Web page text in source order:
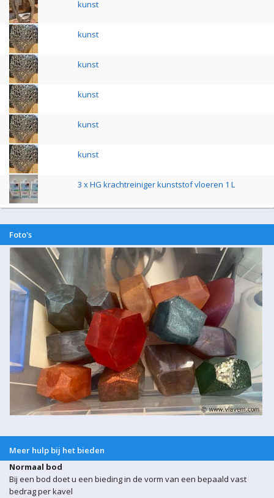
kunst
kunst
kunst
kunst
kunst
kunst
3 x HG krachtreiniger kunststof vloeren 1 L
Foto's
Meer hulp bij het bieden
Normaal bod
Bij een bod doet u een bieding in de vorm van een bepaald vast
bedrag per kavel